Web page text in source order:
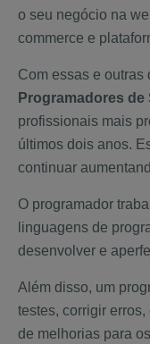
o seu negócio na
commerce e
Com essas e outras
Programadores de
profissionais mais
últimos dois anos.
continuar
O programador
linguagens de
desenvolver e
Além disso, um
testes, corrigir
de melhorias para